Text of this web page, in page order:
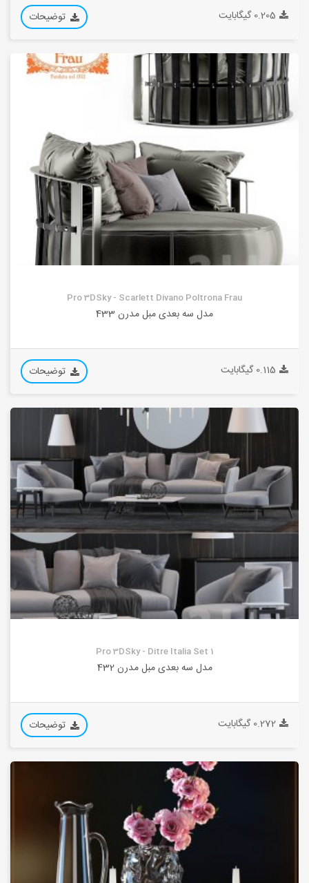
0.205 گیگابایت توضیحات
Pro 3DSky - Scarlett Divano Poltrona Frau
مدل سه بعدی مبل مدرن 433
0.115 گیگابایت توضیحات
Pro 3DSky - Ditre Italia Set 1
مدل سه بعدی مبل مدرن 432
0.272 گیگابایت توضیحات